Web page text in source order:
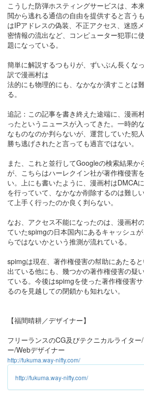
こうした防弾ホスティングサービスは、本
閲から逃れる通信の自由を提供すると言う
はIPアドレスの偽装、不正アクセス、迷惑
密情報の流出など、コンピューター犯罪に
題になっている。
簡単に解説するつもりが、ずいぶん長くな
訳で漫画村は
法的にも物理的にも、なかなか潰すことは
る。
追記：この記事を書き終えた途端に、漫画
ったというニュースが入ってきた。一時的
なものなのか判らないが、運営していた犯
勝ち逃げされたと言っても過言ではない。
また、これと並行してGoogleの検索結果か
が、こちらはハーレクイン社が著作権侵害
い。上にも書いたように、漫画村はDMCA
を行っていて、なかなか削除するのは難し
て上手く行ったのか良く判らない。
なお、アクセス不能になったのは、漫画村
ていたspimgの日本国内にあるキャッシュ
らではないかという推測が流れている。
spimgは現在、著作権侵害の幇助にあたる
出ている他にも、幾つかの著作権侵害の疑
ている。今後はspimgを使った著作権侵害
るのを見越しての閉鎖かも知れない。
【福間晴耕／デザイナー】
フリーランスのCG及びテクニカルライタ
ー/Webデザイナー
http://fukuma.way-nifty.com/
http://fukuma.way-nifty.com/